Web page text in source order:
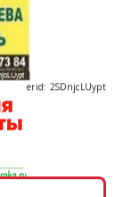
erid: 2SDnjcLUypt